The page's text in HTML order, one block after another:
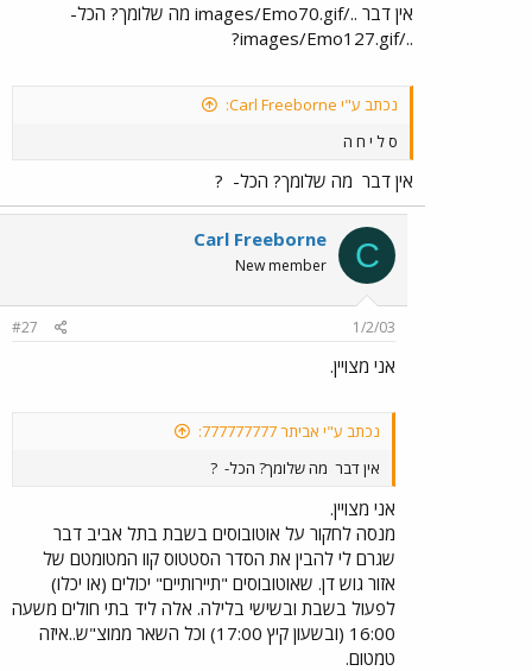
אין דבר ../images/Emo70.gif מה שלומך? הכל-
../images/Emo127.gif?
נכתב ע"י Carl Freeborne:
ס ל י ח ה
אין דבר מה שלומך? הכל- ?
C
Carl Freeborne
New member
1/2/03
#27
אני מצויין.
נכתב ע"י אביתר 777777777:
אין דבר מה שלומך? הכל- ?
אני מצויין.
מנסה לחקור על אוטובוסים בשבת בתל אביב דבר
שגרם לי להבין את הסדר הסטטוס קוו המטומטם של
אזור גוש דן. שאוטובוסים "תיירותיים" יכולים (או יכלו)
לפעול בשבת ובשישי בלילה. אלה ליד בתי חולים משעה
16:00 (ובשעון קיץ 17:00) וכל השאר ממוצ"ש..איזה
טמטום.